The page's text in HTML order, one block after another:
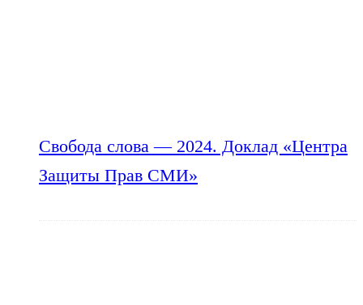
Свобода слова — 2024. Доклад «Центра
Защиты Прав СМИ»